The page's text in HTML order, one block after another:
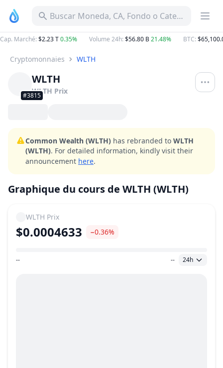
Buscar Moneda, CA, Fondo o Categoría
Cap. Marché: $2.23 T0.35% Volume 24h: $56.80 B21.48% BTC:
Cryptomonnaies WLTH
#3815
WLTH
WLTH Prix
Common Wealth (WLTH) has rebranded toWLTH
(WLTH). For detailed information, kindly visit their
announcement here.
Graphique du cours de WLTH (WLTH)
WLTH Prix
$0.0004633 −0.36%
Plage de prix
-- -- 24h